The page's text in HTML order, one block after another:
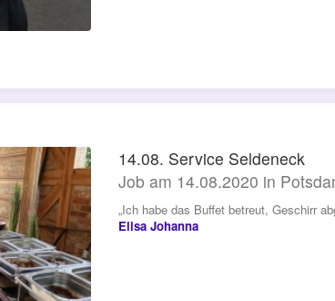
14.08. Service Seldeneck
Job am 14.08.2020 in
„Ich habe das Buffet betreut, Geschirr
Elisa Johanna